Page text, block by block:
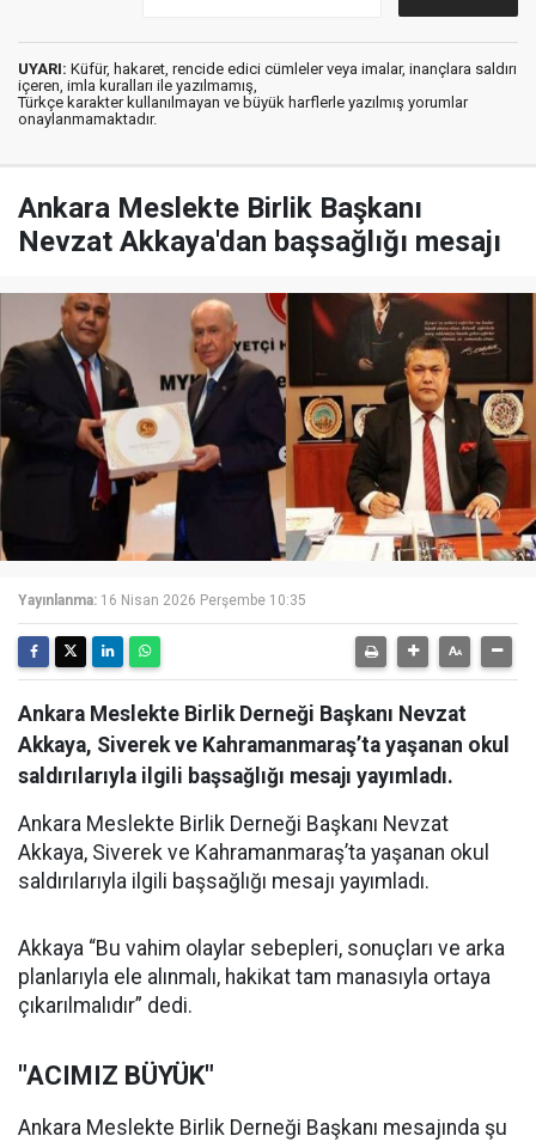
UYARI: Küfür, hakaret, rencide edici cümleler veya imalar, inançlara saldırı
içeren, imla kuralları ile yazılmamış,
Türkçe karakter kullanılmayan ve büyük harflerle yazılmış yorumlar
onaylanmamaktadır.
Ankara Meslekte Birlik Başkanı
Nevzat Akkaya'dan başsağlığı mesajı
Yayınlanma: 16 Nisan 2026 Perşembe 10:35
Ankara Meslekte Birlik Derneği Başkanı Nevzat
Akkaya, Siverek ve Kahramanmaraş’ta yaşanan okul
saldırılarıyla ilgili başsağlığı mesajı yayımladı.
Ankara Meslekte Birlik Derneği Başkanı Nevzat
Akkaya, Siverek ve Kahramanmaraş’ta yaşanan okul
saldırılarıyla ilgili başsağlığı mesajı yayımladı.
Akkaya “Bu vahim olaylar sebepleri, sonuçları ve arka
planlarıyla ele alınmalı, hakikat tam manasıyla ortaya
çıkarılmalıdır” dedi.
"ACIMIZ BÜYÜK"
Ankara Meslekte Birlik Derneği Başkanı mesajında şu